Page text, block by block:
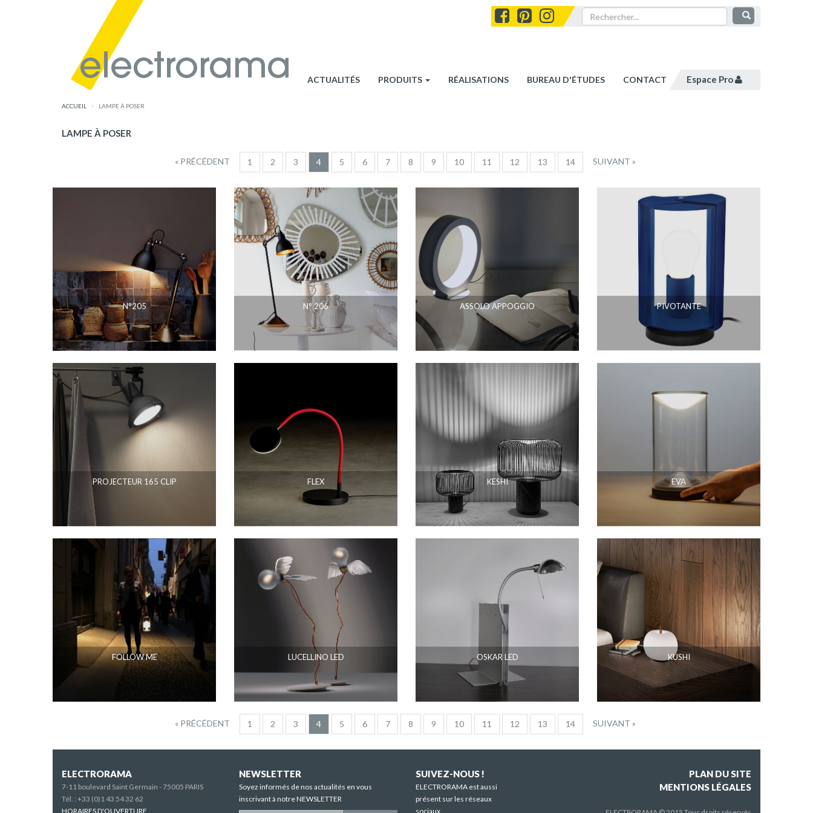
ACTUALITÉS PRODUITS RÉALISATIONS BUREAU D'ÉTUDES CONTACT Espace Pro
ACCUEIL LAMPE À POSER
LAMPE À POSER
« PRÉCÉDENT 1 2 3 4 5 6 7 8 9 10 11 12 13 14 SUIVANT »
N°205 N° 206 ASSOLO APPOGGIO PIVOTANTE
PROJECTEUR 165 CLIP FLEX KESHI EVA
FOLLOW ME LUCELLINO LED OSKAR LED KUSHI
« PRÉCÉDENT 1 2 3 4 5 6 7 8 9 10 11 12 13 14 SUIVANT »
ELECTRORAMA
7-11 boulevard Saint Germain - 75005 PARIS
Tél. : +33 (0)1 43 54 32 62
HORAIRES D'OUVERTURE
NEWSLETTER
Soyez informés de nos actualités en vous
inscrivant à notre NEWSLETTER
SUIVEZ-NOUS !
ELECTRORAMA est aussi
présent sur les réseaux
sociaux
PLAN DU SITE
MENTIONS LÉGALES